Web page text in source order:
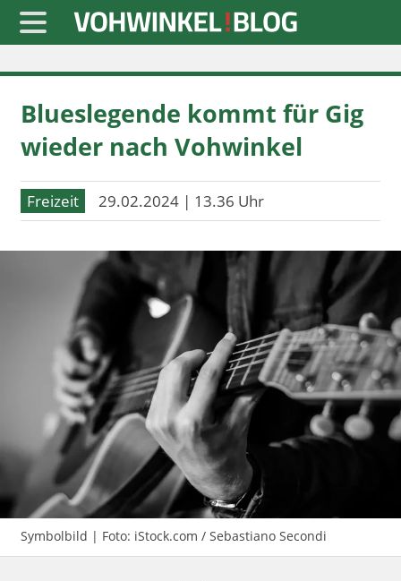
Startseite
» Blaulicht
» Freizeit
» Notizen
» Politik
» Wirtschaft
Werbung
Datenschutz
Impressum
Blueslegende kommt für Gig
wieder nach Vohwinkel
Freizeit 29.02.2024 | 13.36 Uhr
Symbolbild | Foto: iStock.com / Sebastiano Secondi